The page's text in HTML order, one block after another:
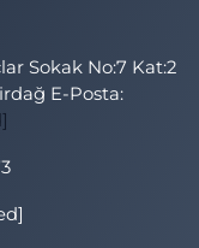
Sokak No:7 Kat:2
E-Posta: